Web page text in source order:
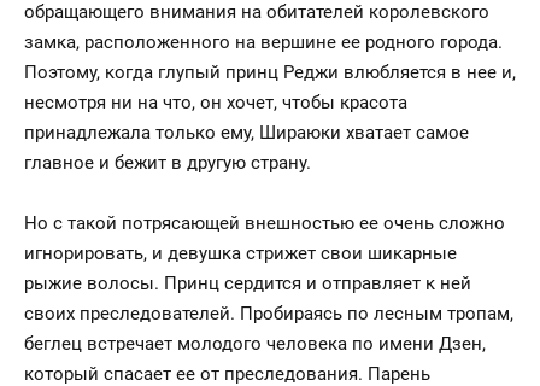
обращающего внимания на обитателей королевского
замка, расположенного на вершине ее родного города.
Поэтому, когда глупый принц Реджи влюбляется в нее и,
несмотря ни на что, он хочет, чтобы красота
принадлежала только ему, Шираюки хватает самое
главное и бежит в другую страну.
Но с такой потрясающей внешностью ее очень сложно
игнорировать, и девушка стрижет свои шикарные
рыжие волосы. Принц сердится и отправляет к ней
своих преследователей. Пробираясь по лесным тропам,
беглец встречает молодого человека по имени Дзен,
который спасает ее от преследования. Парень